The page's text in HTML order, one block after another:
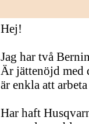
Hej!
Jag har två
Är jättenöjd med
är enkla att
Har haft